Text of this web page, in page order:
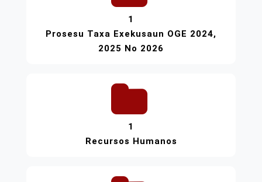
1
Prosesu Taxa Exekusaun OGE 2024,
2025 No 2026
1
Recursos Humanos